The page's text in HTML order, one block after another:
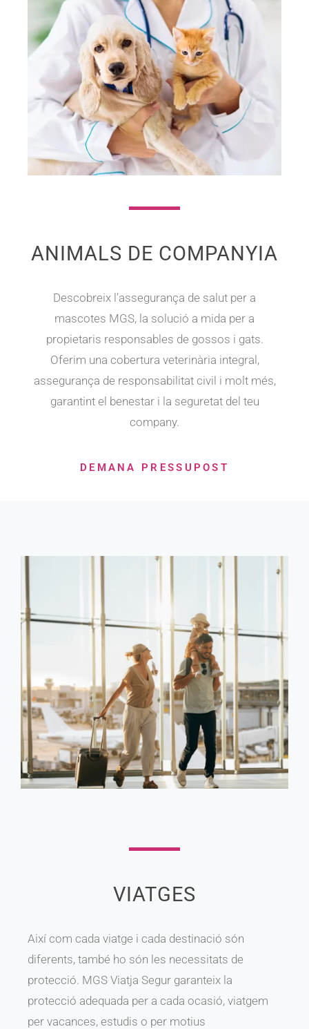
ANIMALS DE COMPANYIA
Descobreix l’assegurança de salut per a
mascotes MGS, la solució a mida per a
propietaris responsables de gossos i gats.
Oferim una cobertura veterinària integral,
assegurança de responsabilitat civil i molt més,
garantint el benestar i la seguretat del teu
company.
DEMANA PRESSUPOST
VIATGES
Així com cada viatge i cada destinació són
diferents, també ho són les necessitats de
protecció. MGS Viatja Segur garanteix la
protecció adequada per a cada ocasió, viatgem
per vacances, estudis o per motius